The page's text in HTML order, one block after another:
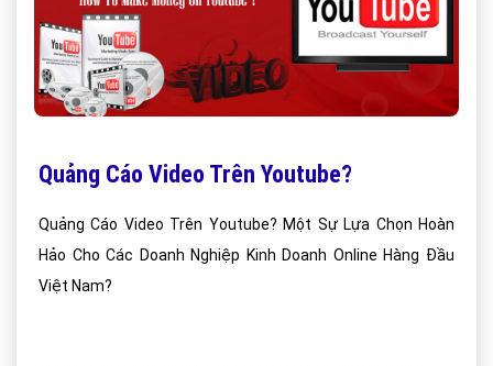
Quảng Cáo Video Trên Youtube?
Quảng Cáo Video Trên Youtube? Một Sự Lựa Chọn Hoàn
Hảo Cho Các Doanh Nghiệp Kinh Doanh Online Hàng Đầu
Việt Nam?